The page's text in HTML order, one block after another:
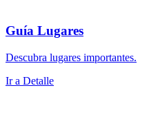
Guía Lugares
Descubra lugares importantes.
Ir a Detalle